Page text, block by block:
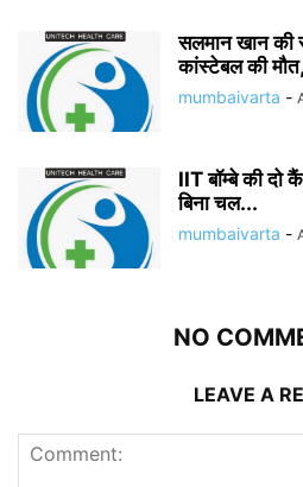
सलमान खान की
कांस्टेबल की
mumbaivarta -
IIT बॉम्बे की
बिना चल...
mumbaivarta -
NO
LEAVE A